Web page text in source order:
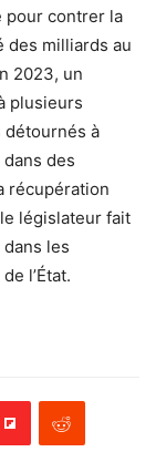
pour contrer la
des milliards au
2023, un
plusieurs
détournés à
des
récupération
législateur fait
les
l’État.